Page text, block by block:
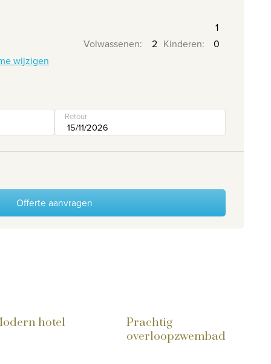
Volwassenen: Kinderen:
wijzigen
Retour
Offerte aanvragen
hotel
Prachtig
overloopzwembad